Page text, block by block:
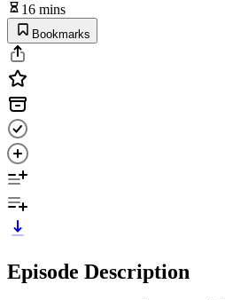
16 mins
Bookmarks
Episode Description